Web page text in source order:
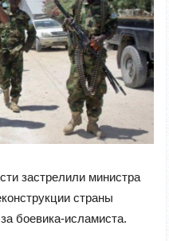
застрелили министра
страны
боевика-исламиста.